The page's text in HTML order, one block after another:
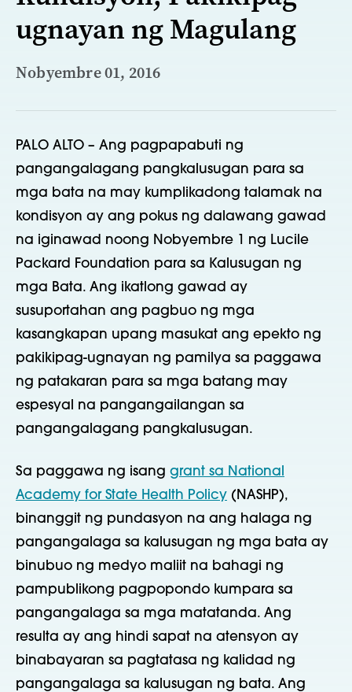
ugnayan ng Magulang
Nobyembre 01, 2016
PALO ALTO – Ang pagpapabuti ng
pangangalagang pangkalusugan para sa
mga bata na may kumplikadong talamak na
kondisyon ay ang pokus ng dalawang gawad
na iginawad noong Nobyembre 1 ng Lucile
Packard Foundation para sa Kalusugan ng
mga Bata. Ang ikatlong gawad ay
susuportahan ang pagbuo ng mga
kasangkapan upang masukat ang epekto ng
pakikipag-ugnayan ng pamilya sa paggawa
ng patakaran para sa mga batang may
espesyal na pangangailangan sa
pangangalagang pangkalusugan.
Sa paggawa ng isang grant sa National
Academy for State Health Policy (NASHP),
binanggit ng pundasyon na ang halaga ng
pangangalaga sa kalusugan ng mga bata ay
binubuo ng medyo maliit na bahagi ng
pampublikong pagpopondo kumpara sa
pangangalaga sa mga matatanda. Ang
resulta ay ang hindi sapat na atensyon ay
binabayaran sa pagtatasa ng kalidad ng
pangangalaga sa kalusugan ng bata. Ang